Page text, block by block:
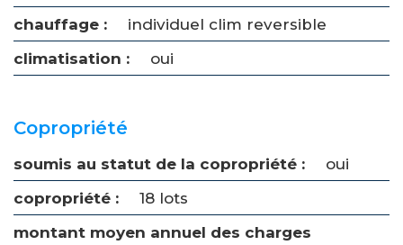
chauffage :
individuel clim reversible
climatisation :
oui
Copropriété
soumis au statut de la copropriété :
oui
copropriété :
18 lots
montant moyen annuel des charges